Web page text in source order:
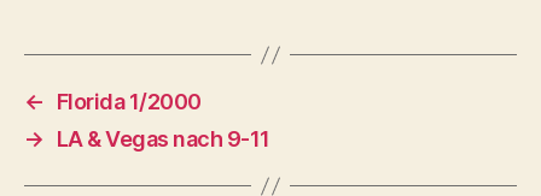
←
Florida 1/2000
→
LA & Vegas nach 9-11